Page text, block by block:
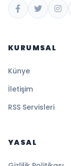
KURUMSAL
Künye
İletişim
RSS Servisleri
YASAL